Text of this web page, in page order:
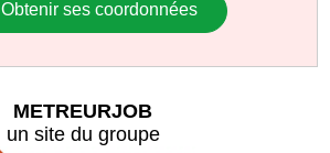
Obtenir ses coordonnées
METREURJOB
un site du groupe